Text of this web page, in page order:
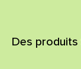
Des produits